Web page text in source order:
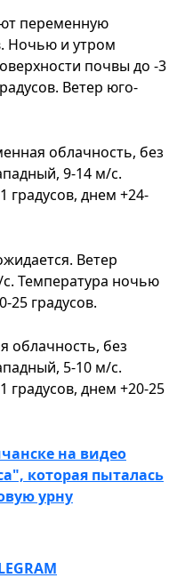
переменную
Ночью и утром
почвы до -3
Ветер юго-
облачность, без
9-14 м/с.
градусов, днем ​​+24-
Ветер
Температура ночью
25 градусов.
облачность, без
5-10 м/с.
градусов, днем ​​+20-25
на видео
которая пыталась
урну